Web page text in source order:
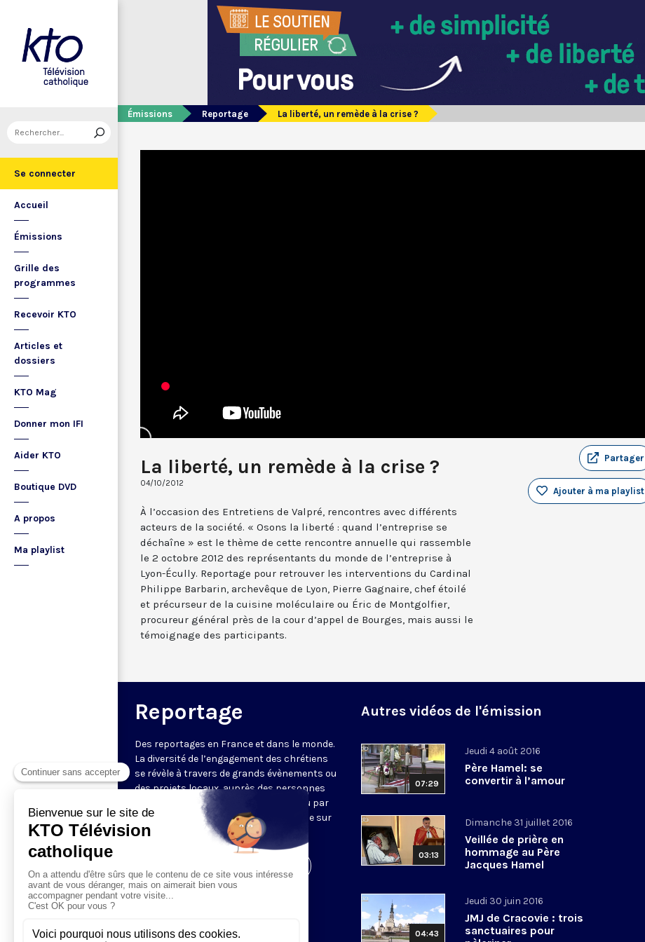
Se connecter
Accueil
Émissions
Grille des
programmes
Recevoir KTO
Articles et
dossiers
KTO Mag
Donner mon IFI
Aider KTO
Boutique DVD
A propos
Ma playlist
Émissions Reportage La liberté, un remède à la crise ?
La liberté, un remède à la crise ?
04/10/2012
Partager
Ajouter à ma playlist
À l’occasion des Entretiens de Valpré, rencontres avec différents
acteurs de la société. « Osons la liberté : quand l’entreprise se
déchaîne » est le thème de cette rencontre annuelle qui rassemble
le 2 octobre 2012 des représentants du monde de l’entreprise à
Lyon-Écully. Reportage pour retrouver les interventions du Cardinal
Philippe Barbarin, archevêque de Lyon, Pierre Gagnaire, chef étoilé
et précurseur de la cuisine moléculaire ou Éric de Montgolfier,
procureur général près de la cour d’appel de Bourges, mais aussi le
témoignage des participants.
Reportage
Des reportages en France et dans le monde.
La diversité de l’engagement des chrétiens
se révèle à travers de grands évènements ou
des projets locaux, auprès des personnes
fragiles, au service du Bien commun ou par
l’évangélisation. Un regard d’espérance sur
le monde.
Autres vidéos de l'émission
07:29
Jeudi 4 août 2016
Père Hamel: se
convertir à l’amour
03:13
Dimanche 31 juillet 2016
Veillée de prière en
hommage au Père
Jacques Hamel
04:43
Jeudi 30 juin 2016
JMJ de Cracovie : trois
sanctuaires pour